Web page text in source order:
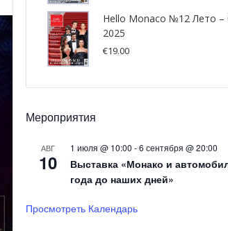
Hello Monaco №12 Лето –
2025
€19.00
Мероприятия
АВГ
10
1 июля @ 10:00 -6 сентября @ 20:00
Выставка «Монако и
года до наших дней»
Просмотреть Календарь